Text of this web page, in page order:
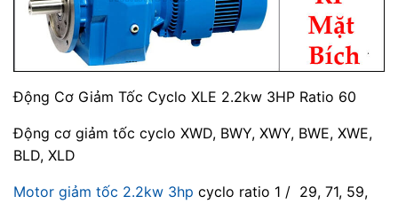
Động Cơ Giảm Tốc Cyclo XLE 2.2kw 3HP Ratio 60
Động cơ giảm tốc cyclo XWD, BWY, XWY, BWE, XWE,
BLD, XLD
Motor giảm tốc 2.2kw 3hp cyclo ratio 1 / 29, 71, 59,